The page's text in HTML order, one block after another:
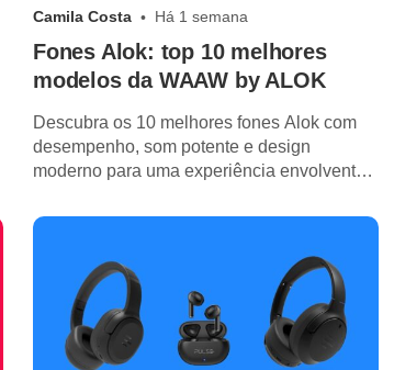
Camila Costa Há 1 semana
Fones Alok: top 10 melhores
modelos da WAAW by ALOK
Descubra os 10 melhores fones Alok com
desempenho, som potente e design
moderno para uma experiência envolvente